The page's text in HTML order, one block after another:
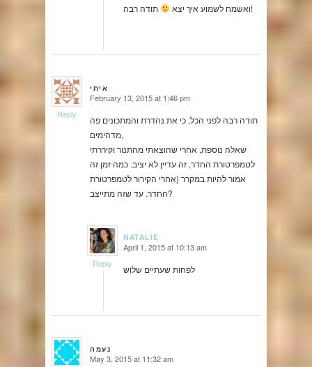
ואשמח לשמוע איך יצאתודה רבה!
איתי
says: February 13, 2015 at 1:46 pm
תודה רבה לפני הכל, כי את נהדרת והמתכונים פה
מדהימים,
שאלה נוספת, אחרי שהוצאתי מהתנור וקיררתי
לטמפרטורת החדר, זה עדיין לא יציב. כמה זמן זה
אמור להיות במקרר (אחרי הקירור לטמפרטורת
החדר. עד שזה מתייצב?
Reply
NATALIE
says: April 1, 2015 at 10:13 am
לפחות שעתיים שלוש Reply
נעמה
says: May 3, 2015 at 11:32 am